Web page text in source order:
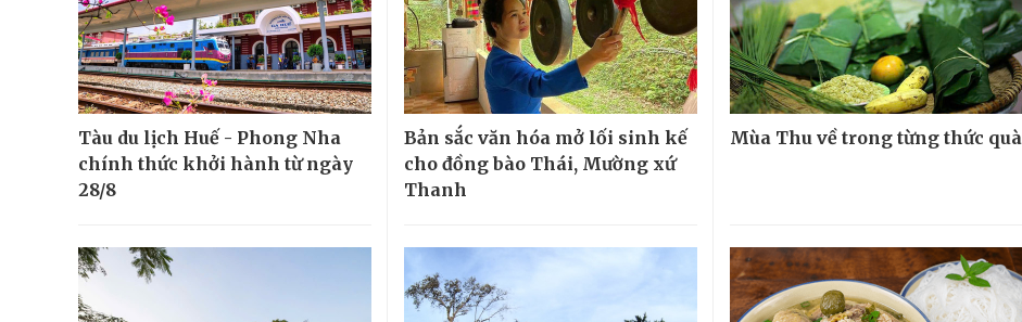
Tàu du lịch Huế - Phong Nha
chính thức khởi hành từ ngày
28/8
Bản sắc văn hóa mở lối sinh kế
cho đồng bào Thái, Mường xứ
Thanh
Mùa Thu về trong từng thức quà